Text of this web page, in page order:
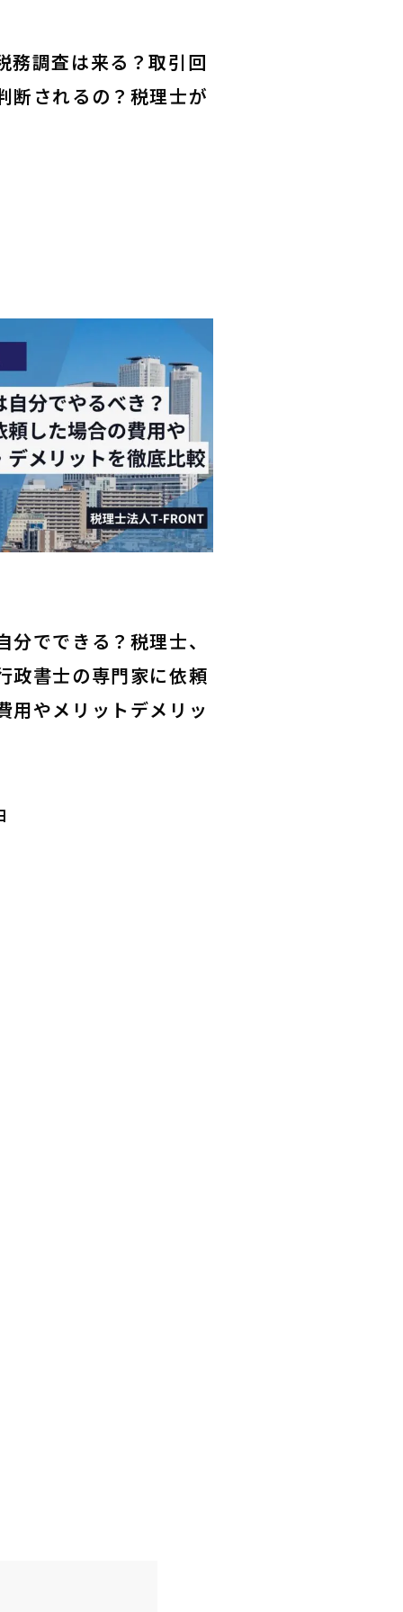
務調査は来る？取引回
断されるの？税理士が
分でできる？税理士、
政書士の専門家に依頼
用やメリットデメリッ